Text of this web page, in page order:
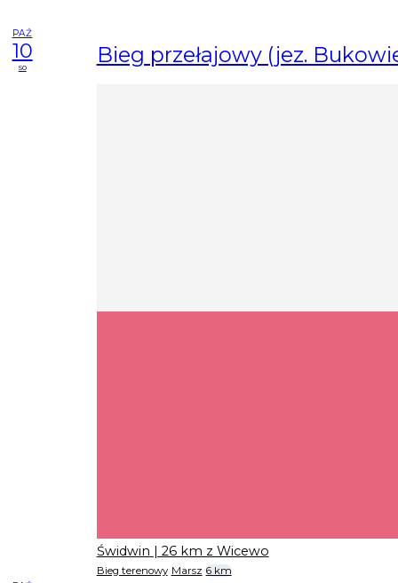
PAŹ
10
so Bieg przełajowy (jez.
Świdwin | 26 km z Wicewo
Bieg terenowy Marsz 6 km